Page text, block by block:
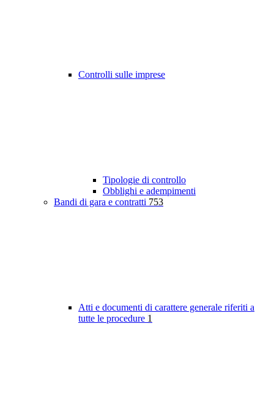
Controlli sulle imprese
Tipologie di controllo
Obblighi e adempimenti
Bandi di gara e contratti 753
Atti e documenti di carattere generale riferiti a
tutte le procedure 1